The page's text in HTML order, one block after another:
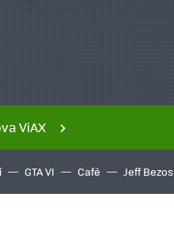
ViAX
GTA VI Café Jeff Bezos